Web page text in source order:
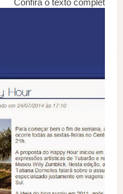
Confira o texto completo